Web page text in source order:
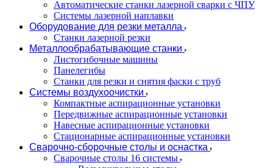
Автоматические станки лазерной сварки с ЧПУ
Системы лазерной наплавки
Оборудование для резки металла
Станки лазерной резки
Металлообрабатывающие станки
Листогибочные машины
Панелегибы
Станки для резки и снятия фаски с труб
Системы воздухоочистки
Компактные аспирационные установки
Передвижные аспирационные установки
Навесные аспирационные установки
Стационарные аспирационные установки
Сварочно-сборочные столы и оснастка
Сварочные столы 16 системы